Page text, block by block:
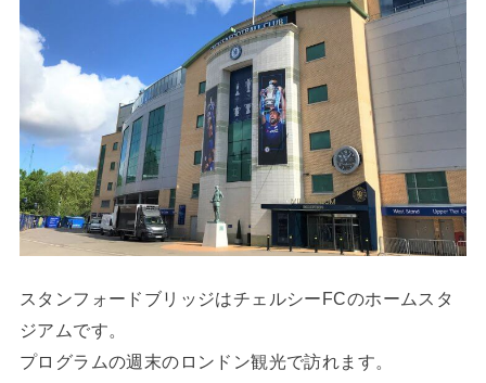
スタンフォードブリッジはチェルシーFCのホームスタ
ジアムです。
プログラムの週末のロンドン観光で訪れます。